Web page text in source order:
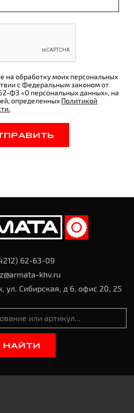
на обработку моих персональных
с Федеральным законом от
ФЗ «О персональных данных», на
определенных Политикой
62-63-09
khv.ru
ул. Сибирская, д 6, офис 20, 25
НАЙТИ